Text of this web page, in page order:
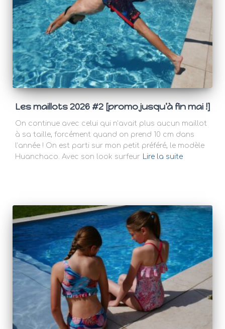
Les maillots 2026 #2 [promo jusqu’à fin mai !]
On continue avec celui qui n’avait plus aucun maillot
à sa taille, forcément quand on prend 10 cm dans
l’année ! On est parti sur mon petit préféré, le modèle
Huanchaco. Avec son look surfeur Lire la suite